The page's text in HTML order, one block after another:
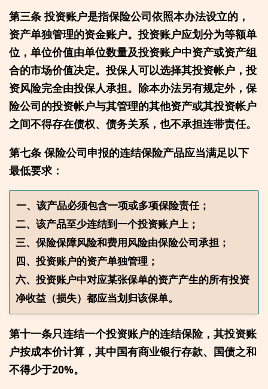
第三条 投资账户是指保险公司依照本办法设立的，
资产单独管理的资金账户。投资账户应划分为等额单
位，单位价值由单位数量及投资账户中资产或资产组
合的市场价值决定。投保人可以选择其投资帐户，投
资风险完全由投保人承担。除本办法另有规定外，保
险公司的投资帐户与其管理的其他资产或其投资帐户
之间不得存在债权、债务关系，也不承担连带责任。
第七条 保险公司申报的连结保险产品应当满足以下
最低要求：
一、该产品必须包含一项或多项保险责任；
二、该产品至少连结到一个投资账户上；
三、保险保障风险和费用风险由保险公司承担；
四、投资账户的资产单独管理；
六、投资账户中对应某张保单的资产产生的所有投资
第十一条只连结一个投资账户的连结保险，其投资账
户按成本价计算，其中国有商业银行存款、国债之和
不得少于20%。